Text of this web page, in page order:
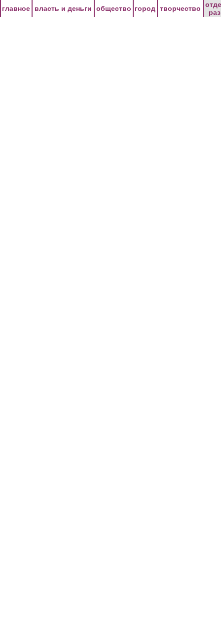
главное власть и деньги общество город творчество